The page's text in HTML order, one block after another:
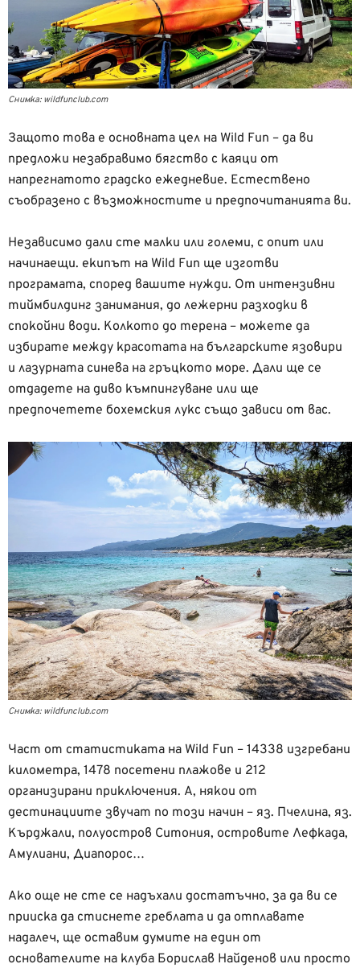
Снимка: wildfunclub.com
Защото това е основната цел на Wild Fun – да ви
предложи незабравимо бягство с каяци от
напрегнатото градско ежедневие. Естествено
съобразено с възможностите и предпочитанията ви.
Независимо дали сте малки или големи, с опит или
начинаещи. екипът на Wild Fun ще изготви
програмата, според вашите нужди. От интензивни
тиймбилдинг занимания, до лежерни разходки в
спокойни води. Колкото до терена – можете да
избирате между красотата на българските язовири
и лазурната синева на гръцкото море. Дали ще се
отдадете на диво къмпингуване или ще
предпочетете бохемския лукс също зависи от вас.
Снимка: wildfunclub.com
Част от статистиката на Wild Fun – 14338 изгребани
километра, 1478 посетени плажове и 212
организирани приключения. А, някои от
дестинациите звучат по този начин – яз. Пчелина, яз.
Кърджали, полуостров Ситония, островите Лефкада,
Амулиани, Диапорос…
Ако още не сте се надъхали достатъчно, за да ви се
прииска да стиснете греблата и да отплавате
надалеч, ще оставим думите на един от
основателите на клуба Борислав Найденов или просто